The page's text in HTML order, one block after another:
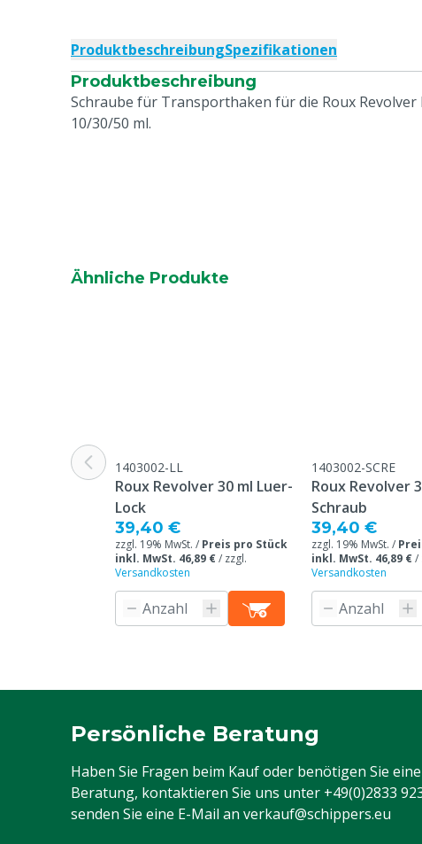
ProduktbeschreibungSpezifikationen
Produktbeschreibung
Schraube für Transporthaken für die Roux
10/30/50 ml.
Ähnliche Produkte
1403002-LL
Roux Revolver 30 ml Luer-
Lock
39,40 €
zzgl. 19% MwSt. / Preis pro Stück
inkl. MwSt. 46,89 €/ zzgl.
Versandkosten
1403002-SCRE
Roux Revolver
Schraub
39,40 €
zzgl. 19% MwSt. /
inkl. MwSt. 46,89 €/
Versandkosten
Persönliche Beratung
Haben Sie Fragen beim Kauf oder benötigen Sie
Beratung, kontaktieren Sie uns unter +49(0)2833
senden Sie eine E-Mail an verkauf@schippers.eu